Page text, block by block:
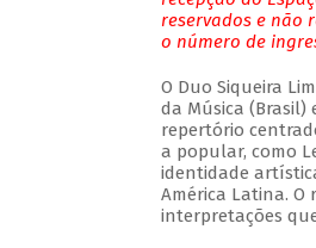
reservados e não
o número de
O Duo Siqueira
da Música (Brasil)
repertório
a popular, como
identidade
América Latina.
interpretações